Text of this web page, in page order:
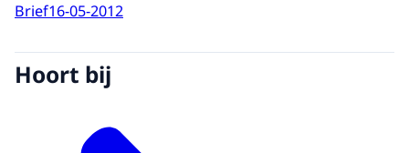
Brief16-05-2012
Hoort bij